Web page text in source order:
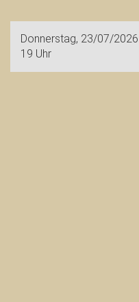
Donnerstag, 23/07/2026
19 Uhr